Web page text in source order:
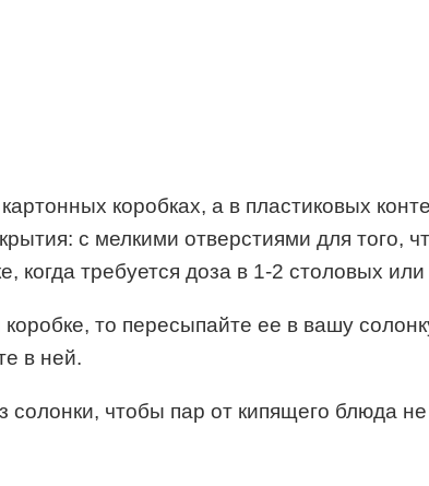
коробках, а в пластиковых
с мелкими отверстиями для того,
когда требуется доза в 1-2 столовых
то пересыпайте ее в вашу
в ней.
солонки, чтобы пар от кипящего блюда